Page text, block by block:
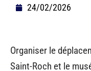
24/02/2026
Organiser le
Saint-Roch et le